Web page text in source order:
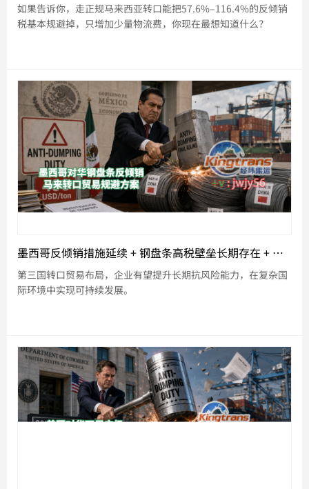
如果告诉你，走正规马来西亚转口能把57.6%–116.4%的反倾销
税基本规避掉，只增加少量物流费，你现在最想知道什么？
墨西哥反倾销措施延续 + 钢盘条高税壁垒长期存在 + 第三国转口贸易破冰
第三国转口贸易布局，企业有望提升长期抗风险能力，在复杂国
际环境中实现可持续发展。